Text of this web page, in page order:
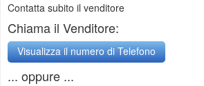
Contatta subito il venditore
Chiama il Venditore:
... oppure ...